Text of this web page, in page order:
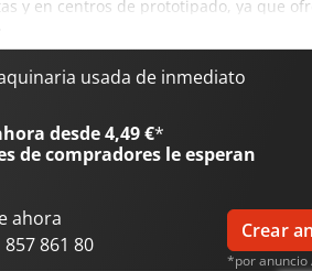
y en centros de prototipado, ya que
Credpfeznh Ehex Aa Tof
usada de inmediato
desde 4,49 €*
de compradores le esperan
ahora
857 861 80
Crear
*por anuncio